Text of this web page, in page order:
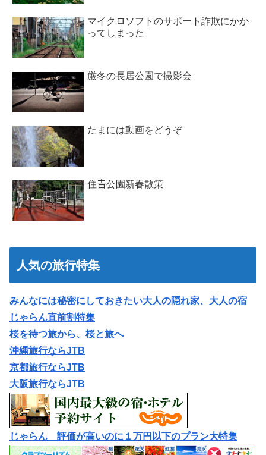
マイクロソフトのサポート詐欺にかか
ってしまった
厳冬の長居公園で撮影会
たまには動画をどうぞ
住𠮷公園新春散策
人気の旅行特集
みんなには秘密にしておきたい大人の隠れ家、大人の宿
じゃらん直前割特集
桜を待つ旅から、桜と旅へ
沖縄旅行ならJTB
京都旅行ならJTB
大阪旅行ならJTB
じゃらん 評価が高いのに１万円以下のプラン大特集